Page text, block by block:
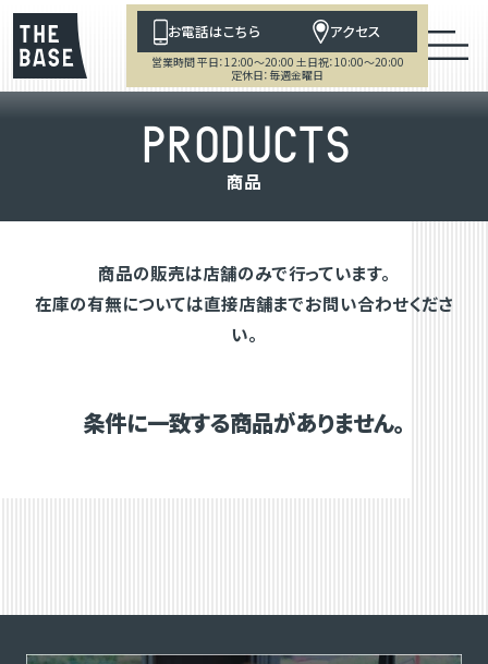
お電話はこちら アクセス
営業時間 平日：12:00～20:00 土日祝：10:00～20:00
定休日：毎週金曜日
PRODUCTS
商品
商品の販売は店舗のみで行っています。
在庫の有無については直接店舗までお問い合わせくださ
い。
条件に一致する商品がありません。